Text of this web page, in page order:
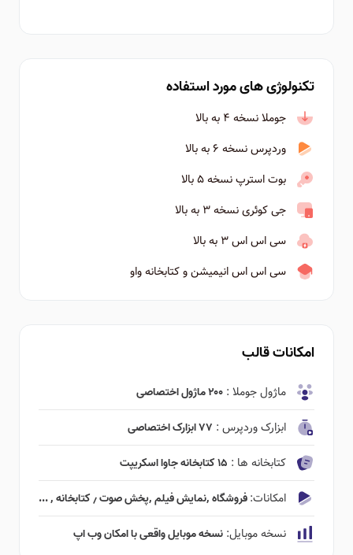
تکنولوژی های مورد استفاده
جوملا نسخه ۴ به بالا
وردپرس نسخه ۶ به بالا
بوت استرپ نسخه ۵ بالا
جی کوئری نسخه ۳ به بالا
سی اس اس ۳ به بالا
سی اس اس انیمیشن و کتابخانه واو
امکانات قالب
ماژول جوملا : ۲۰۰ ماژول اختصاصی
ابزارک وردپرس : ۷۷ ابزارک اختصاصی
کتابخانه ها : ۱۵ کتابخانه جاوا اسکریپت
امکانات:فروشگاه ٬‌نمایش فیلم ٬‌پخش صوت ٫ کتابخانه ٬ ...
نسخه موبایل: نسخه موبایل واقعی با امکان وب اپ